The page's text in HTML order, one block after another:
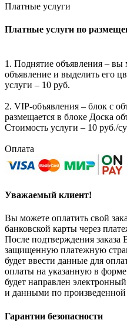
Платные услуги
Платные услуги по
1. Поднятие объявления – вы
объявление и выделить его
услуги – 10 руб.
2. VIP-объявления – блок с
размещается в блоке Доска
Стоимость услуги – 10 руб./
Оплата
Уважаемый клиент!
Вы можете оплатить свой
банковской карты через
После подтверждения заказа
защищенную платежную
будет ввести данные для
оплаты на указанную в
будет направлен
и данными по произведенной
Гарантии безопасности